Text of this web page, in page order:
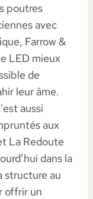
poutres
avec
Farrow &
LED mieux
de
leur âme.
aussi
aux
La Redoute
dans la
structure au
offrir un